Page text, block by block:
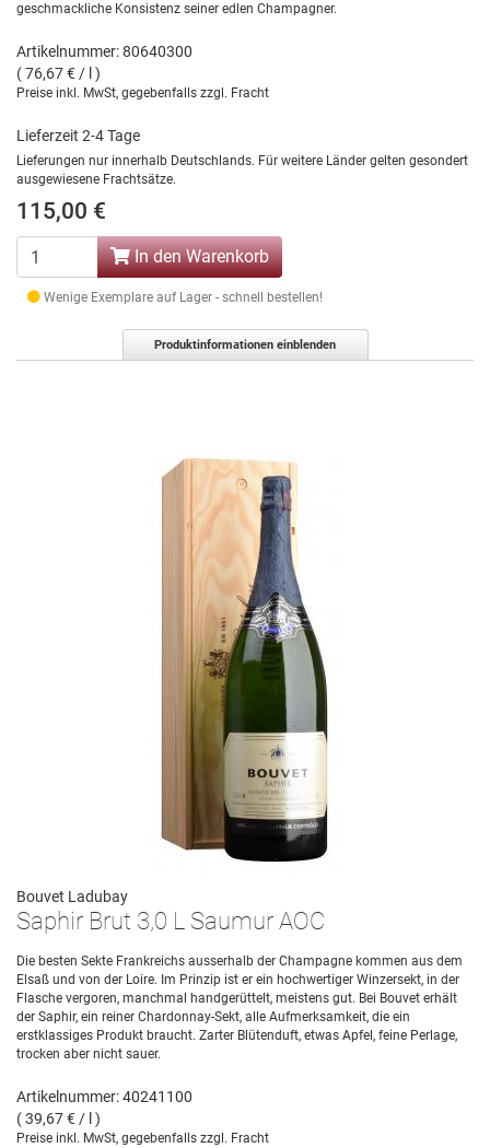
geschmackliche Konsistenz seiner edlen Champagner.
Artikelnummer: 80640300
( 76,67 € / l )
Preise inkl. MwSt, gegebenfalls zzgl. Fracht
Lieferzeit 2-4 Tage
Lieferungen nur innerhalb Deutschlands. Für weitere Länder gelten gesondert
ausgewiesene Frachtsätze.
115,00 €
In den Warenkorb
Wenige Exemplare auf Lager - schnell bestellen!
Produktinformationen einblenden
Bouvet Ladubay
Saphir Brut 3,0 L Saumur AOC
Die besten Sekte Frankreichs ausserhalb der Champagne kommen aus dem
Elsaß und von der Loire. Im Prinzip ist er ein hochwertiger Winzersekt, in der
Flasche vergoren, manchmal handgerüttelt, meistens gut. Bei Bouvet erhält
der Saphir, ein reiner Chardonnay-Sekt, alle Aufmerksamkeit, die ein
erstklassiges Produkt braucht. Zarter Blütenduft, etwas Apfel, feine Perlage,
trocken aber nicht sauer.
Artikelnummer: 40241100
( 39,67 € / l )
Preise inkl. MwSt, gegebenfalls zzgl. Fracht